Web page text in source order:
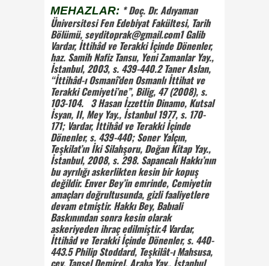
MEHAZLAR: * Doç. Dr. Adıyaman
Üniversitesi Fen Edebiyat Fakültesi, Tarih
Bölümü, seyditoprak@gmail.com1 Galib
Vardar, İttihâd ve Terakki İçinde Dönenler,
haz. Samih Nafiz Tansu, Yeni Zamanlar Yay.,
İstanbul, 2003, s. 439-440.2 Taner Aslan,
“İttihâd-ı Osmanî’den Osmanlı İttihat ve
Terakki Cemiyeti’ne”, Bilig, 47 (2008), s.
103-104. 3 Hasan İzzettin Dinamo, Kutsal
İsyan, II, Mey Yay., İstanbul 1977, s. 170-
171; Vardar, İttihâd ve Terakki İçinde
Dönenler, s. 439-440; Soner Yalçın,
Teşkilat’ın İki Silahşoru, Doğan Kitap Yay.,
İstanbul, 2008, s. 298. SapancalıHakkı’nın
bu ayrılığı askerlikten kesin bir kopuş
değildir. Enver Bey’in emrinde, Cemiyetin
amaçları doğrultusunda, gizli faaliyetlere
devam etmiştir. Hakkı Bey, Babıali
Baskınından sonra kesin olarak
askeriyeden ihraç edilmiştir.4 Vardar,
İttihâd ve Terakkiİçinde Dönenler, s. 440-
443.5 Philip Stoddard, Teşkilât-ı Mahsusa,
çev. Tansel Demirel, Araba Yay., İstanbul